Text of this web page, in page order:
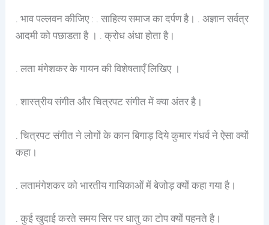
. भाव पल्लवन कीजिए : . साहित्य समाज का दर्पण है। . अज्ञान सर्वत्र
आदमी को पछाडता है । . क्रोध अंधा होता है।
. लता मंगेशकर के गायन की विशेषताएँ लिखिए ।
. शास्त्रीय संगीत और चित्रपट संगीत में क्या अंतर है।
. चित्रपट संगीत ने लोगों के कान बिगाड़ दिये कुमार गंधर्व ने ऐसा क्यों
कहा।
. लतामंगेशकर को भारतीय गायिकाओं में बेजोड़ क्यों कहा गया है।
. कुई खुदाई करते समय सिर पर धातु का टोप क्यों पहनते है।